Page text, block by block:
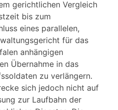
gerichtlichen Vergleich
bis zum
eines parallelen,
für das
anhängigen
Übernahme in das
zu verlängern.
sich jedoch nicht auf
zur Laufbahn der